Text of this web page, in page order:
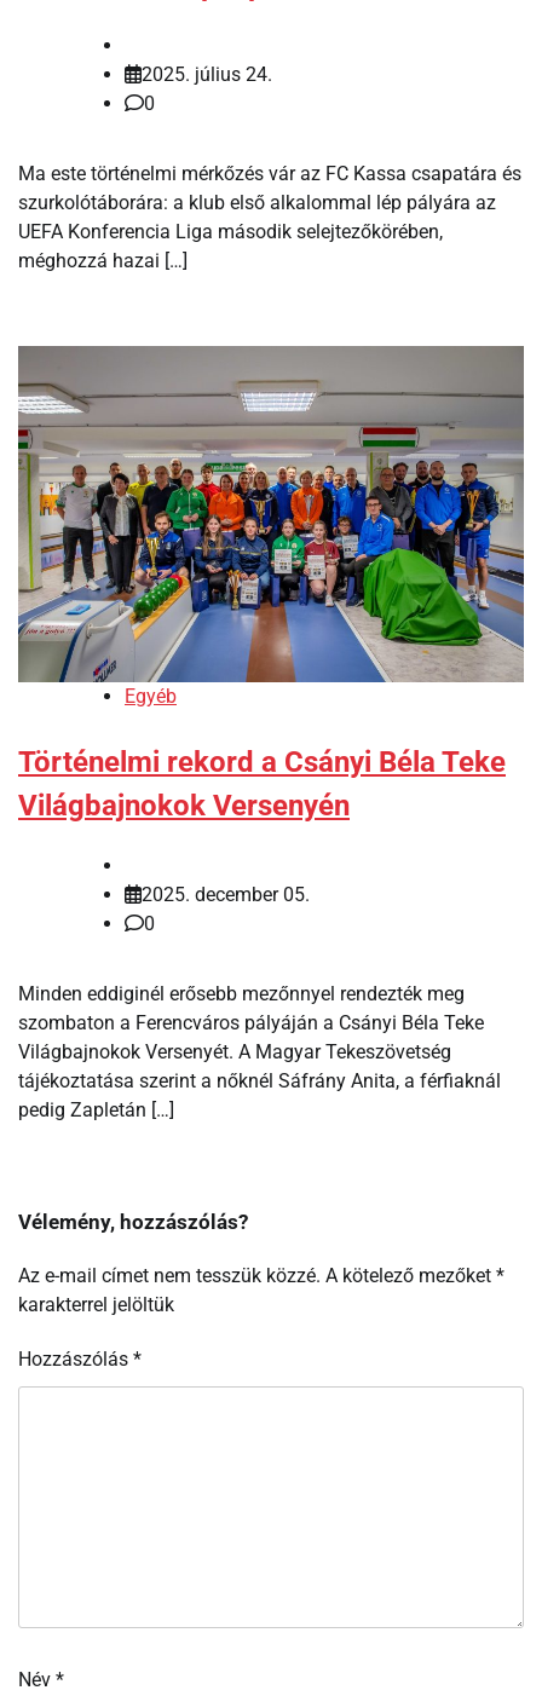
2025. július 24.
0
Ma este történelmi mérkőzés vár az FC Kassa csapatára és
szurkolótáborára: a klub első alkalommal lép pályára az
UEFA Konferencia Liga második selejtezőkörében,
méghozzá hazai […]
Egyéb
Történelmi rekord a Csányi Béla Teke
Világbajnokok Versenyén
2025. december 05.
0
Minden eddiginél erősebb mezőnnyel rendezték meg
szombaton a Ferencváros pályáján a Csányi Béla Teke
Világbajnokok Versenyét. A Magyar Tekeszövetség
tájékoztatása szerint a nőknél Sáfrány Anita, a férfiaknál
pedig Zapletán […]
Vélemény, hozzászólás?
Az e-mail címet nem tesszük közzé. A kötelező mezőket *
karakterrel jelöltük
Hozzászólás *
Név *